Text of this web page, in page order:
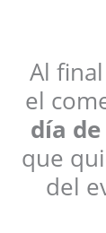
Al
el
día
que
del